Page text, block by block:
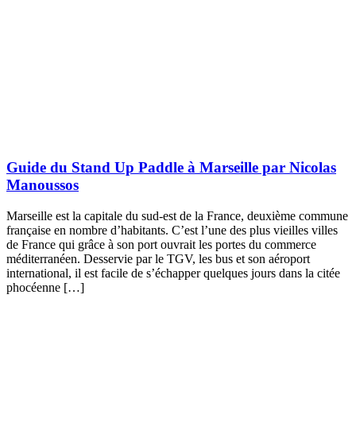
Guide du Stand Up Paddle à Marseille par Nicolas
Manoussos
Marseille est la capitale du sud-est de la France, deuxième commune
française en nombre d’habitants. C’est l’une des plus vieilles villes
de France qui grâce à son port ouvrait les portes du commerce
méditerranéen. Desservie par le TGV, les bus et son aéroport
international, il est facile de s’échapper quelques jours dans la citée
phocéenne […]